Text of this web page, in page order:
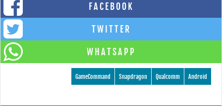
FACEBOOK
TWITTER
WHATSAPP
Android
Qualcomm
Snapdragon
GameCommand